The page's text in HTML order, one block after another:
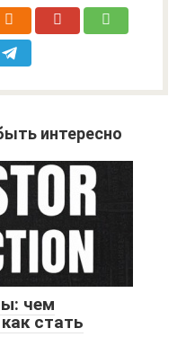
интересно
чем
стать